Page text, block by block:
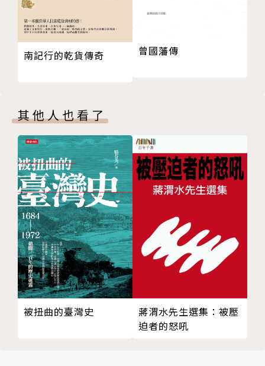
阿美族礦工聚落
蘭嶼反核廢料
東埔挖墳事件
鄒族青年湯英伸殺人事件
大潭村鎘汙染事件
讓我牽著你的手──蕭雲模與江美玉
斷臂中昇起的聖樂──要讓命運低頭的蘇守千
鹿港反杜邦運動
新竹市水源里居民與李長榮化工廠的抗爭
反五輕
遠東化纖罷工事件
台大學運
林宅血案
綠色小組
立法院前死諫的張志雄
老兵返鄉
六張犁亂葬崗
南記行的乾貨傳奇 曾國藩傳
其他人也看了
被扭曲的臺灣史
蔣渭水先生選集：被壓
迫者的怒吼